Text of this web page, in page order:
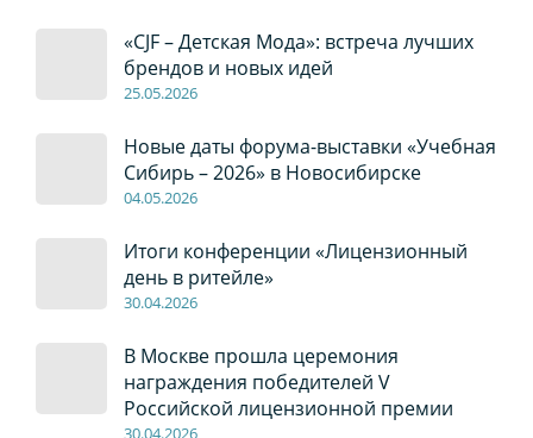
«CJF – Детская Мода»: встреча лучших
брендов и новых идей
25.05.2026
Новые даты форума-выставки «Учебная
Сибирь – 2026» в Новосибирске
04.05.2026
Итоги конференции «Лицензионный
день в ритейле»
30.04.2026
В Москве прошла церемония
награждения победителей V
Российской лицензионной премии
30.04.2026